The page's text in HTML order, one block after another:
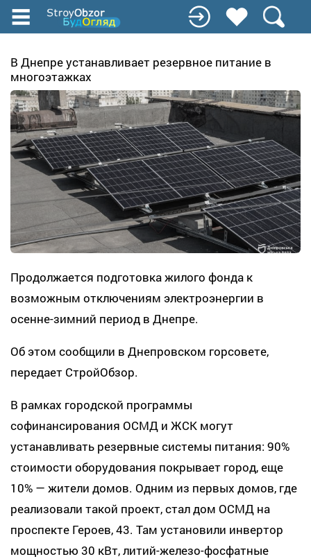
Перейти
содержанию
В Днепре устанавливает резервное питание в
многоэтажках
Продолжается подготовка жилого фонда к
возможным отключениям электроэнергии в
осенне-зимний период в Днепре.
Об этом сообщили в Днепровском горсовете,
передает СтройОбзор.
В рамках городской программы
софинансирования ОСМД и ЖСК могут
устанавливать резервные системы питания: 90%
стоимости оборудования покрывает город, еще
10% — жители домов. Одним из первых домов, где
реализовали такой проект, стал дом ОСМД на
проспекте Героев, 43. Там установили инвертор
мощностью 30 кВт, литий-железо-фосфатные